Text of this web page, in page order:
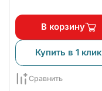
В корзину
Купить в 1 клик
Сравнить